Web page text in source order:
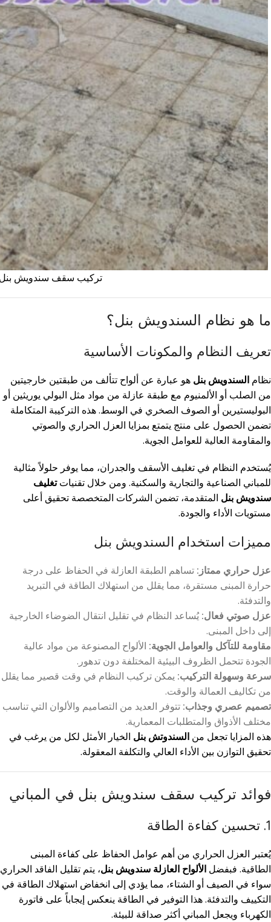
تركيب سقف سندويش
ما هو نظام السندويش بنل؟
تعريف النظام والمكونات الأساسية
نظام السندويش بنل هو عبارة عن ألواح تتألف من طبقتين خارجيتين
من الصلب أو الألمنيوم مع طبقة عازلة من مواد مثل البولي يوريثين أو
البوليستيرين أو الصوف الصخري في الوسط. هذه التركيبة المتكاملة
تضمن الحصول على منتج يتمتع بمزايا العزل الحراري والصوتي
والمقاومة العالية للعوامل الجوية.
يُستخدم النظام في تغليف الأسقف والجدران، مما يوفر حلولاً مثالية
للمباني الصناعية والتجارية والسكنية. ومن خلال تقنياتتغليف
سندويش بنل المتقدمة، تضمن الشركات المتخصصة تحقيق أعلى
مستويات الأداء والجودة.
مميزات استخدام السندويش بنل
عزل حراري ممتاز: تساهم الطبقة العازلة في الحفاظ على درجة
حرارة المبنى مستقرة، مما يقلل من استهلاك الطاقة في التبريد
والتدفئة.
عزل صوتي فعال:يُساعد النظام في تقليل انتقال الضوضاء الخارجية
إلى داخل المبنى.
مقاومة للتآكل والعوامل الجوية: الألواح المصنوعة من مواد عالية
الجودة تتحمل الظروف البيئية المختلفة دون تدهور.
سرعة وسهولة التركيب: يمكن تركيب النظام في وقت قصير مما يقلل
من تكاليف العمالة والوقت.
تصميم عصري وجذاب: تتوفر العديد من التصاميم والألوان التي تناسب
مختلف الأذواق والمتطلبات المعمارية.
هذه المزايا تجعل من السندوتش بنل الخيار الأمثل لكل من يرغب في
تحقيق التوازن بين الأداء العالي والتكلفة المعقولة.
فوائد تركيب سقف سندويش بنل في المباني
1. تحسين كفاءة الطاقة
يُعتبر العزل الحراري من أهم عوامل الحفاظ على كفاءة المبنى
الطاقية. فبفضل الألواح العازلة سندويش بنل، يتم تقليل الفاقد الحراري
سواء في الصيف أو الشتاء، مما يؤدي إلى انخفاض استهلاك الطاقة في
التكييف والتدفئة. هذا التوفير في الطاقة ينعكس إيجاباً على فاتورة
الكهرباء ويجعل المباني أكثر صداقة للبيئة.